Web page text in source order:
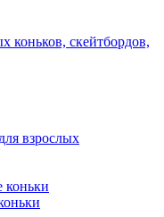
коньков, скейтбордов,
взрослых
коньки